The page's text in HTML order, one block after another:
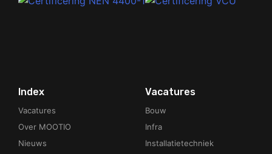
Index
Vacatures
Over MOOTIO
Nieuws
Vacatures
Bouw
Infra
Installatietechniek